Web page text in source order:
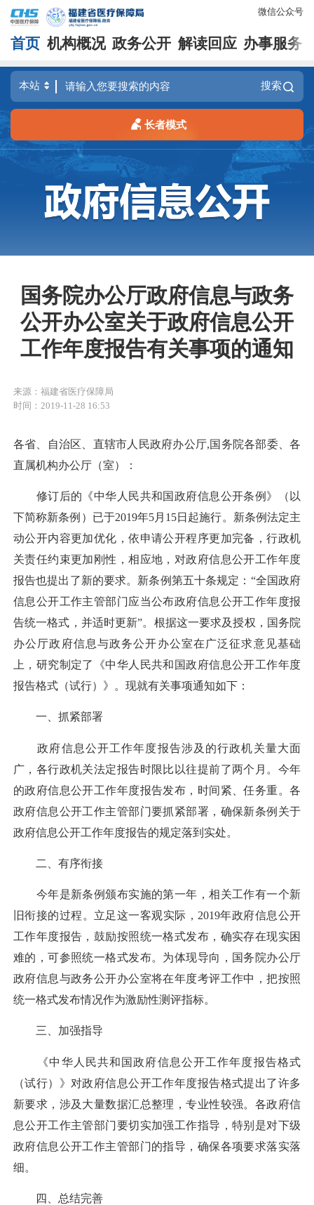
微信公众号
首页 机构概况 政务公开 解读回应 办事服务
搜索
长者模式
国务院办公厅政府信息与政务
公开办公室关于政府信息公开
工作年度报告有关事项的通知
来源：福建省医疗保障局
时间：2019-11-28 16:53
各省、自治区、直辖市人民政府办公厅,国务院各部委、各
直属机构办公厅（室）：
修订后的《中华人民共和国政府信息公开条例》（以
下简称新条例）已于2019年5月15日起施行。新条例法定主
动公开内容更加优化，依申请公开程序更加完备，行政机
关责任约束更加刚性，相应地，对政府信息公开工作年度
报告也提出了新的要求。新条例第五十条规定：“全国政府
信息公开工作主管部门应当公布政府信息公开工作年度报
告统一格式，并适时更新”。根据这一要求及授权，国务院
办公厅政府信息与政务公开办公室在广泛征求意见基础
上，研究制定了《中华人民共和国政府信息公开工作年度
报告格式（试行）》。现就有关事项通知如下：
一、抓紧部署
政府信息公开工作年度报告涉及的行政机关量大面
广，各行政机关法定报告时限比以往提前了两个月。今年
的政府信息公开工作年度报告发布，时间紧、任务重。各
政府信息公开工作主管部门要抓紧部署，确保新条例关于
政府信息公开工作年度报告的规定落到实处。
二、有序衔接
今年是新条例颁布实施的第一年，相关工作有一个新
旧衔接的过程。立足这一客观实际，2019年政府信息公开
工作年度报告，鼓励按照统一格式发布，确实存在现实困
难的，可参照统一格式发布。为体现导向，国务院办公厅
政府信息与政务公开办公室将在年度考评工作中，把按照
统一格式发布情况作为激励性测评指标。
三、加强指导
《中华人民共和国政府信息公开工作年度报告格式
（试行）》对政府信息公开工作年度报告格式提出了许多
新要求，涉及大量数据汇总整理，专业性较强。各政府信
息公开工作主管部门要切实加强工作指导，特别是对下级
政府信息公开工作主管部门的指导，确保各项要求落实落
细。
四、总结完善